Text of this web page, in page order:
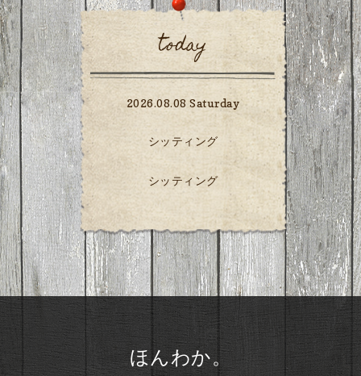
today
2026.08.08 Saturday
シッティング
シッティング
ほんわか。